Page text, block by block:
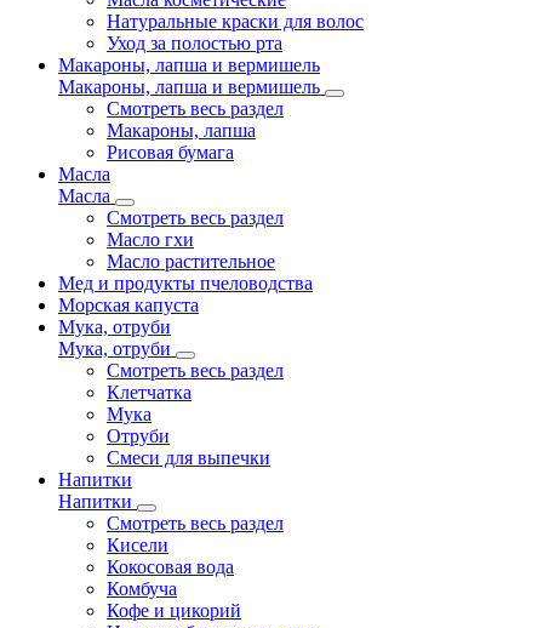
Натуральные краски для волос
Уход за полостью рта
Макароны, лапша и вермишель
Макароны, лапша и вермишель
Смотреть весь раздел
Макароны, лапша
Рисовая бумага
Масла
Масла
Смотреть весь раздел
Масло гхи
Масло растительное
Мед и продукты пчеловодства
Морская капуста
Мука, отруби
Мука, отруби
Смотреть весь раздел
Клетчатка
Мука
Отруби
Смеси для выпечки
Напитки
Напитки
Смотреть весь раздел
Кисели
Кокосовая вода
Комбуча
Кофе и цикорий